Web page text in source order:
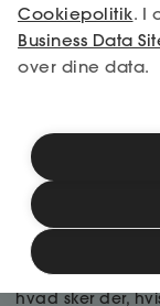
Studerende
Ase
A-kasse
Hvis tavlen
Som
reformer,
hvad sker der,
Cookiepolitik. I
Business Data
over dine data.